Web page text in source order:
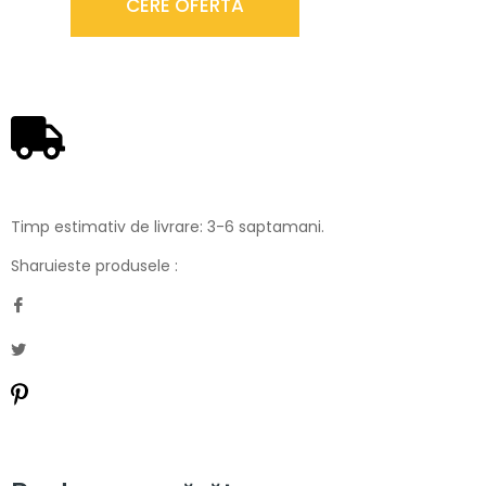
CERE OFERTA
Timp estimativ de livrare: 3-6 saptamani.
Sharuieste produsele :